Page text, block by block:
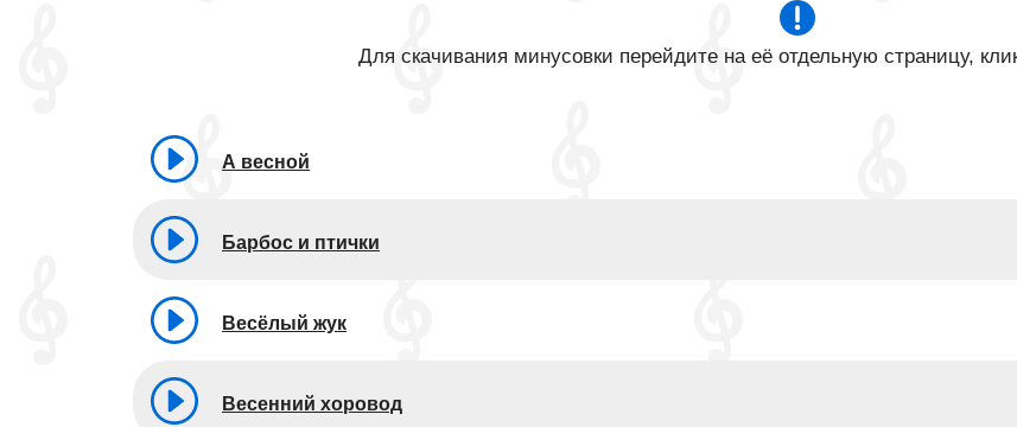
Для скачивания минусовки перейдите на её отдельную страницу,
А весной
Барбос и птички
Весёлый жук
Весенний хоровод